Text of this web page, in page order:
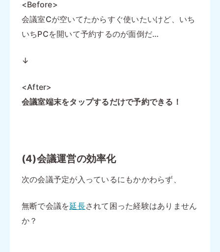
<Before>
会議室Cが空いてたからすぐ使いたいけど、いち
いちPCを開いて予約するのが面倒だ…
↓
<After>
会議室端末をタップするだけで予約できる！
(4)会議運営の効率化
次の会議予定が入っているにもかかわらず、
無断で会議を延長されて困った経験はありません
か？